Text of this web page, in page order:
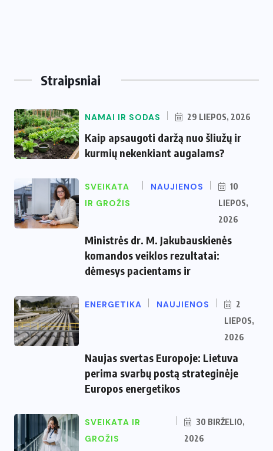
Straipsniai
NAMAI IR SODAS 29 LIEPOS, 2026
Kaip apsaugoti daržą nuo šliužų ir
kurmių nekenkiant augalams?
SVEIKATA
IR GROŽIS
NAUJIENOS
10
LIEPOS,
2026
Ministrės dr. M. Jakubauskienės
komandos veiklos rezultatai:
dėmesys pacientams ir
ENERGETIKA NAUJIENOS
2
LIEPOS,
2026
Naujas svertas Europoje: Lietuva
perima svarbų postą strateginėje
Europos energetikos
SVEIKATA IR
GROŽIS
30 BIRŽELIO,
2026